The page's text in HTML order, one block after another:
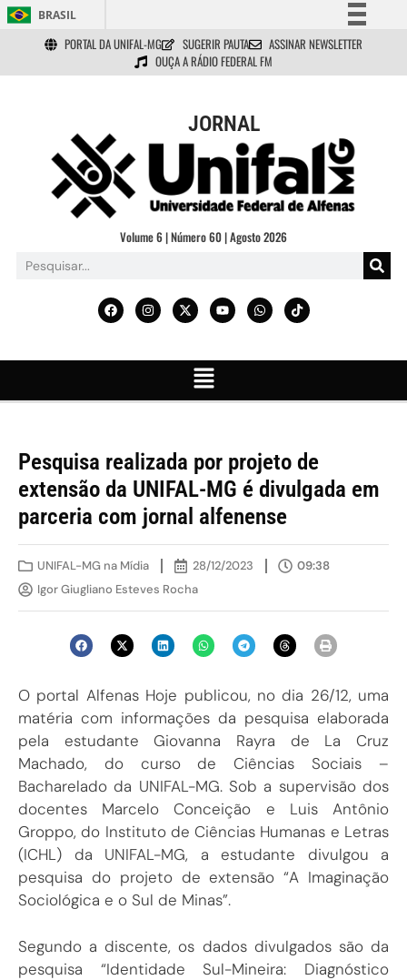
BRASIL
Simplifique!
Comunica BR
Acesso à informação
Legislação
Canais
PORTAL DA UNIFAL-MG SUGERIR PAUTA
ASSINAR NEWSLETTER
OUÇA A RÁDIO FEDERAL FM
JORNAL
Volume 6 | Número 60 | Agosto 2026
Pesquisa realizada por projeto de
extensão da UNIFAL-MG é divulgada em
parceria com jornal alfenense
UNIFAL-MG na Mídia 28/12/2023
09:38
Igor Giugliano Esteves Rocha
O portal Alfenas Hoje publicou, no dia 26/12, uma
matéria com informações da pesquisa elaborada
pela estudante Giovanna Rayra de La Cruz
Machado, do curso de Ciências Sociais –
Bacharelado da UNIFAL-MG. Sob a supervisão dos
docentes Marcelo Conceição e Luis Antônio
Groppo, do Instituto de Ciências Humanas e Letras
(ICHL) da UNIFAL-MG, a estudante divulgou a
pesquisa do projeto de extensão “A Imaginação
Sociológica e o Sul de Minas”.
Segundo a discente, os dados divulgados são da
pesquisa “Identidade Sul-Mineira: Diagnóstico